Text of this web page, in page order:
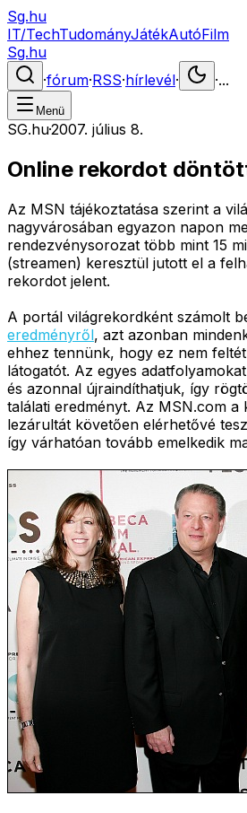
Sg.hu
IT/TechTudományJátékAutóFilm
Sg.hu
·fórum·RSS·hírlevél· ·...
Menü
SG.hu·2007. július 8.
Online rekordot
Az MSN tájékoztatása szerint a
nagyvárosában egyazon napon
rendezvénysorozat több mint 15
(streamen) keresztül jutott el a
rekordot jelent.
A portál világrekordként számolt
eredményről, azt azonban
ehhez tennünk, hogy ez nem
látogatót. Az egyes
és azonnal újraindíthatjuk, így
találati eredményt. Az MSN.com
lezárultát követően elérhetővé
így várhatóan tovább emelkedik